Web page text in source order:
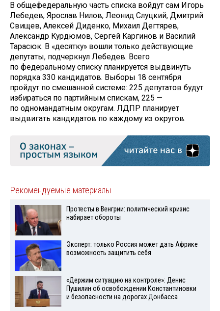
В общефедеральную часть списка войдут сам Игорь
Лебедев, Ярослав Нилов, Леонид Слуцкий, Дмитрий
Свищев, Алексей Диденко, Михаил Дегтярев,
Александр Курдюмов, Сергей Каргинов и Василий
Тарасюк. В «десятку» вошли только действующие
депутаты, подчеркнул Лебедев. Всего
по федеральному списку планируется выдвинуть
порядка 330 кандидатов. Выборы 18 сентября
пройдут по смешанной системе: 225 депутатов будут
избираться по партийным спискам, 225 —
по одномандатным округам. ЛДПР планирует
выдвигать кандидатов по каждому из округов.
Рекомендуемые материалы
Протесты в Венгрии: политический кризис
набирает обороты
Эксперт: только Россия может дать Африке
возможность защитить себя
«Держим ситуацию на контроле»: Денис
Пушилин об освобождении Константиновки
и безопасности на дорогах Донбасса